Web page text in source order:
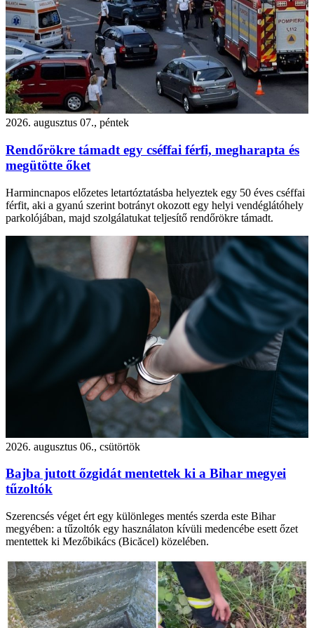
2026. augusztus 07., péntek
Rendőrökre támadt egy cséffai férfi, megharapta és
megütötte őket
Harmincnapos előzetes letartóztatásba helyeztek egy 50 éves cséffai
férfit, aki a gyanú szerint botrányt okozott egy helyi vendéglátóhely
parkolójában, majd szolgálatukat teljesítő rendőrökre támadt.
2026. augusztus 06., csütörtök
Bajba jutott őzgidát mentettek ki a Bihar megyei
tűzoltók
Szerencsés véget ért egy különleges mentés szerda este Bihar
megyében: a tűzoltók egy használaton kívüli medencébe esett őzet
mentettek ki Mezőbikács (Bicăcel) közelében.